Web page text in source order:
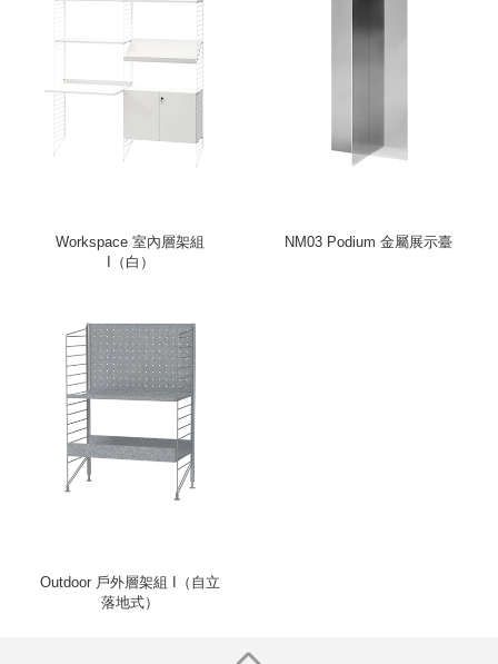
Workspace 室內層架組
I（白）
NM03 Podium 金屬展示臺
Outdoor 戶外層架組 I（自立
落地式）